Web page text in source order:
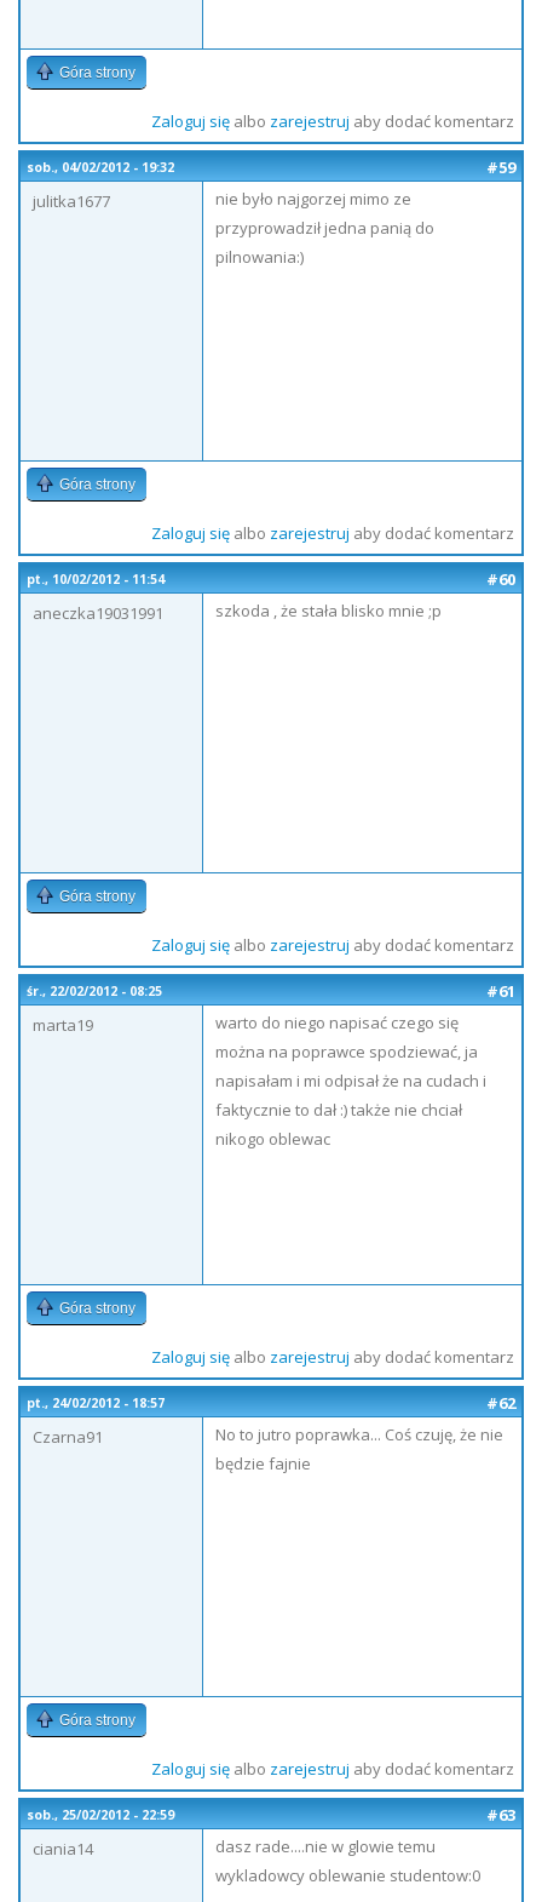
Góra strony
Zaloguj sięalbo zarejestruj aby dodać komentarz
sob., 04/02/2012 - 19:32
#59
julitka1677
nie było najgorzej mimo ze
przyprowadził jedna panią do
pilnowania:)
Góra strony
Zaloguj sięalbo zarejestruj aby dodać komentarz
pt., 10/02/2012 - 11:54
#60
aneczka19031991
szkoda , że stała blisko mnie ;p
Góra strony
Zaloguj sięalbo zarejestruj aby dodać komentarz
śr., 22/02/2012 - 08:25
#61
marta19
warto do niego napisać czego się
można na poprawce spodziewać, ja
napisałam i mi odpisał że na cudach i
faktycznie to dał :) także nie chciał
nikogo oblewac
Góra strony
Zaloguj sięalbo zarejestruj aby dodać komentarz
pt., 24/02/2012 - 18:57
#62
Czarna91
No to jutro poprawka... Coś czuję, że nie
będzie fajnie
Góra strony
Zaloguj sięalbo zarejestruj aby dodać komentarz
sob., 25/02/2012 - 22:59
#63
ciania14
dasz rade....nie w glowie temu
wykladowcy oblewanie studentow:0